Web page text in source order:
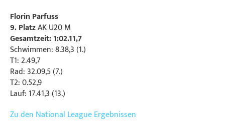
Florin Parfuss
9. PlatzAK U20 M
Gesamtzeit: 1:02.11,7
Schwimmen: 8.38,3 (1.)
T1: 2.49,7
Rad: 32.09,5 (7.)
T2: 0.52,9
Lauf: 17.41,3 (13.)
Zu den National League Ergebnissen